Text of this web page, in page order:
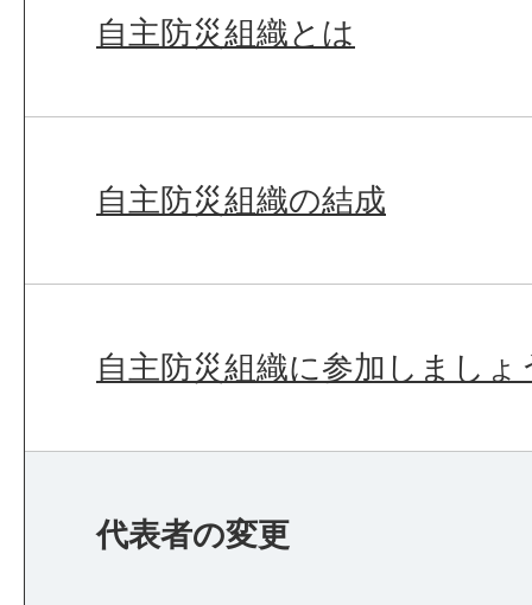
自主防災組織とは
自主防災組織の結成
自主防災組織に参加しましょ
代表者の変更